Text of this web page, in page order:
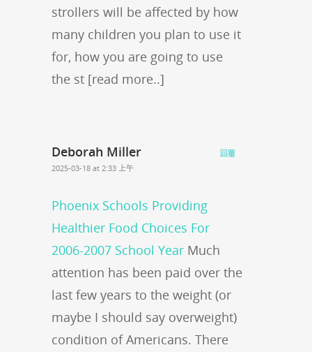
strollers will be affected by how
many children you plan to use it
for, how you are going to use
the st [read more..]
Deborah Miller
2025-03-18 at 2:33 上午
Phoenix Schools Providing
Healthier Food Choices For
2006-2007 School Year Much
attention has been paid over the
last few years to the weight (or
maybe I should say overweight)
condition of Americans. There
回覆